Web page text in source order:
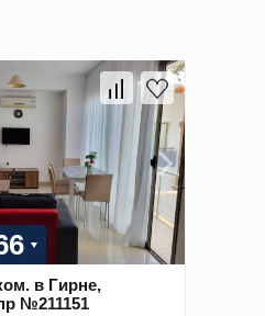
в Гирне,
№211151